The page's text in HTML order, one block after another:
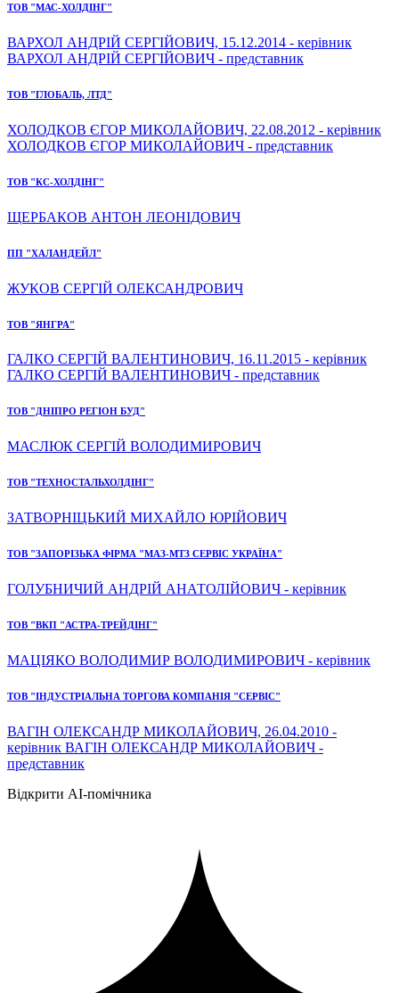
ТОВ "МАС-ХОЛДІНГ"
ВАРХОЛ АНДРІЙ СЕРГІЙОВИЧ, 15.12.2014 - керівник
ВАРХОЛ АНДРІЙ СЕРГІЙОВИЧ - представник
ТОВ "ГЛОБАЛЬ, ЛТД"
ХОЛОДКОВ ЄГОР МИКОЛАЙОВИЧ, 22.08.2012 - керівник
ХОЛОДКОВ ЄГОР МИКОЛАЙОВИЧ - представник
ТОВ "КС-ХОЛДІНГ"
ЩЕРБАКОВ АНТОН ЛЕОНІДОВИЧ
ПП "ХАЛАНДЕЙЛ"
ЖУКОВ СЕРГІЙ ОЛЕКСАНДРОВИЧ
ТОВ "ЯНГРА"
ГАЛКО СЕРГІЙ ВАЛЕНТИНОВИЧ, 16.11.2015 - керівник
ГАЛКО СЕРГІЙ ВАЛЕНТИНОВИЧ - представник
ТОВ "ДНІПРО РЕГІОН БУД"
МАСЛЮК СЕРГІЙ ВОЛОДИМИРОВИЧ
ТОВ "ТЕХНОСТАЛЬХОЛДІНГ"
ЗАТВОРНІЦЬКИЙ МИХАЙЛО ЮРІЙОВИЧ
ТОВ "ЗАПОРІЗЬКА ФІРМА "МАЗ-МТЗ СЕРВІС УКРАЇНА"
ГОЛУБНИЧИЙ АНДРІЙ АНАТОЛІЙОВИЧ - керівник
ТОВ "ВКП "АСТРА-ТРЕЙДІНГ"
МАЦІЯКО ВОЛОДИМИР ВОЛОДИМИРОВИЧ - керівник
ТОВ "ІНДУСТРІАЛЬНА ТОРГОВА КОМПАНІЯ "СЕРВІС"
ВАГІН ОЛЕКСАНДР МИКОЛАЙОВИЧ, 26.04.2010 -
керівник ВАГІН ОЛЕКСАНДР МИКОЛАЙОВИЧ -
представник
Відкрити AI-помічника